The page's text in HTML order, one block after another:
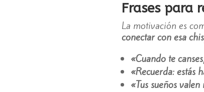
Frases para
La motivación es
conectar con esa
«Cuando te
«Recuerda: estás
«Tus sueños valen